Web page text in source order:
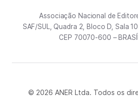
Associação Nacional de
SAF/SUL, Quadra 2, Bloco D, Sala
CEP 70070-600 –
© 2026 ANER Ltda. Todos os